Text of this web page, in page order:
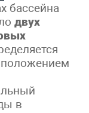
бассейна
двух
в